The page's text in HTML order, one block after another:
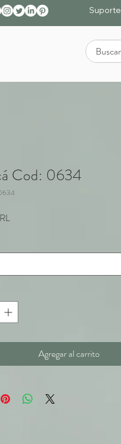
Suporte
Cod: 0634
Precio
Agregar al carrito